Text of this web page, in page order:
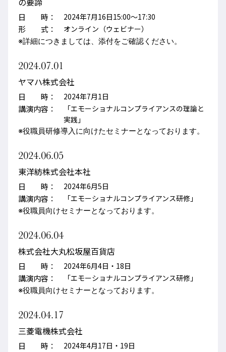
日 時： 2024年7月16日15:00～17:30
形 式： オンライン（ウェビナー）
※詳細につきましては、添付をご確認ください。
2024.07.01
ヤマハ株式会社
日 時： 2024年7月1日
講演内容：
「エモーショナルコンプライアンスの理論と
実践」
※役職員研修導入に向けたセミナーとなっております。
2024.06.05
東洋紡株式会社本社
日 時： 2024年6月5日
講演内容： 「エモーショナルコンプライアンス研修」
※役職員向けセミナーとなっております。
2024.06.04
株式会社大丸松坂屋百貨店
日 時： 2024年6月4日・18日
講演内容： 「エモーショナルコンプライアンス研修」
※役職員向けセミナーとなっております。
2024.04.17
三菱電機株式会社
日 時： 2024年4月17日・19日